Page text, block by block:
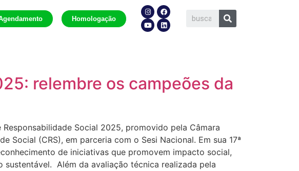
Homologação
relembre os campeões da
Social 2025, promovido pela Câmara
Social (CRS), em parceria com o Sesi Nacional. Em sua 17ª
de iniciativas que promovem impacto social,
Além da avaliação técnica realizada pela